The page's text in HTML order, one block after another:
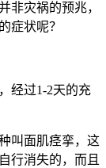
非灾祸的预兆，
症状呢？
经过1-2天的充
叫面肌痉挛，这
行消失的，而且